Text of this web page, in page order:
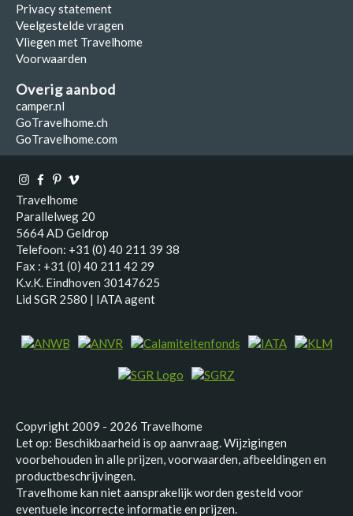
Privacy statement
Veelgestelde vragen
Vliegen met Travelhome
Voorwaarden
Overig aanbod
camper.nl
GoTravelhome.ch
GoTravelhome.com
Travelhome
Parallelweg 20
5664 AD Geldrop
Telefoon: +31 (0) 40 211 39 38
Fax : +31 (0) 40 211 42 29
K.v.K. Eindhoven 30147625
Lid SGR 2580 | IATA agent
Copyright 2009 - 2026 Travelhome
Let op: Beschikbaarheid is op aanvraag. Wijzigingen
voorbehouden in alle prijzen, voorwaarden, afbeeldingen en
productbeschrijvingen.
Travelhome kan niet aansprakelijk worden gesteld voor
eventuele incorrecte informatie en prijzen.